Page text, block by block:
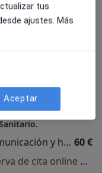
•Mapa
Estrategias terapéuticas en comunicación y habilidades sociales 60 €
Este especialista no ofrece reserva de cita online en esta dirección.
tus
ajustes. Más
Aceptar